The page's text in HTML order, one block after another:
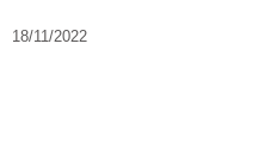
18/11/2022